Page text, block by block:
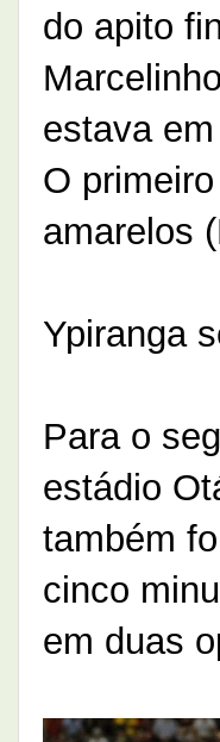
do apito
estava
O
amarelos
Ypiranga
Para o
estádio
também
cinco
em duas